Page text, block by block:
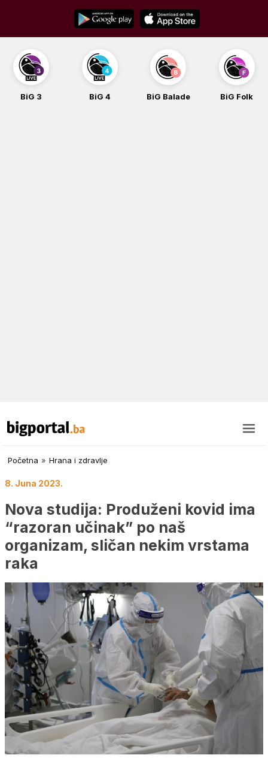
content
BiG 3 BiG 4 BiG Balade BiG Folk
Početna » Hrana i zdravlje
8. Juna 2023.
Nova studija: Produženi kovid ima
“razoran učinak” po naš
organizam, sličan nekim vrstama
raka